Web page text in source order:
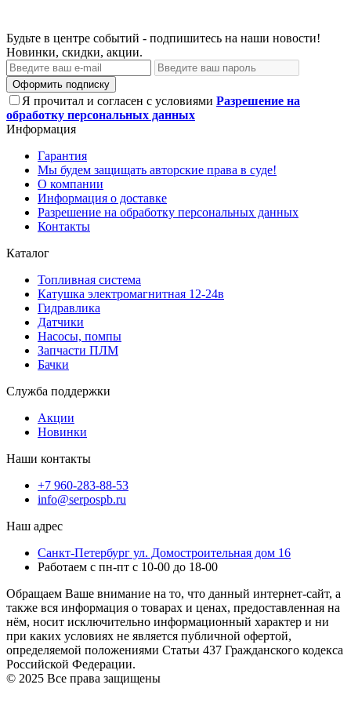
Будьте в центре событий - подпишитесь на наши новости!
Новинки, скидки, акции.
Оформить подписку
Я прочитал и согласен с условиями Разрешение на
обработку персональных данных
Информация
Гарантия
Мы будем защищать авторские права в суде!
О компании
Информация о доставке
Разрешение на обработку персональных данных
Контакты
Каталог
Топливная система
Катушка электромагнитная 12-24в
Гидравлика
Датчики
Насосы, помпы
Запчасти ПЛМ
Бачки
Служба поддержки
Акции
Новинки
Наши контакты
+7 960-283-88-53
info@serpospb.ru
Наш адрес
Санкт-Петербург ул. Домостроительная дом 16
Работаем с пн-пт с 10-00 до 18-00
Обращаем Ваше внимание на то, что данный интернет-сайт, а
также вся информация о товарах и ценах, предоставленная на
нём, носит исключительно информационный характер и ни
при каких условиях не является публичной офертой,
определяемой положениями Статьи 437 Гражданского кодекса
Российской Федерации.
© 2025 Все права защищены